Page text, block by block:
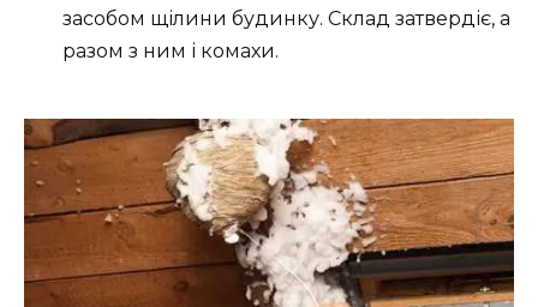
засобом щілини будинку. Склад затвердіє, а
разом з ним і комахи.